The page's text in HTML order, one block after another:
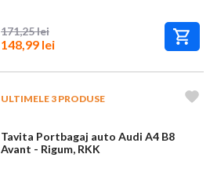
171,25 lei
148,99 lei
ULTIMELE 3 PRODUSE
Tavita Portbagaj auto Audi A4 B8
Avant - Rigum, RKK